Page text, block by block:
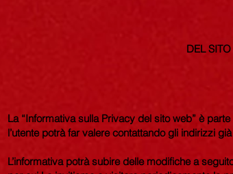
DEL
La “Informativa sulla Privacy del sito web” è
l’utente potrà far valere contattando gli indirizzi
L’informativa potrà subire delle modifiche a